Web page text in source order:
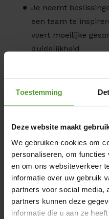
Toestemming
Deze website maakt
We gebruiken cookies om
personaliseren, om
en om ons websiteverkeer
informatie over uw gebruik
partners voor social media,
partners kunnen deze
informatie die u aan ze
Je neemt
een team te
voert moeilijke
duidelijkheid
De energiesector is één
sectoren in België en
bonus die je kan
persoonlijke
maaltijdcheques.
Verzekeringen &